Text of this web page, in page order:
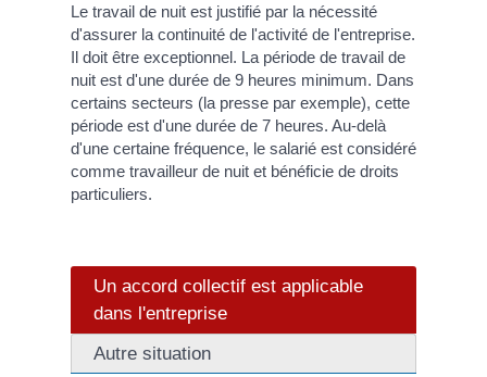
Le travail de nuit est justifié par la nécessité
d'assurer la continuité de l'activité de l'entreprise.
Il doit être exceptionnel. La période de travail de
nuit est d'une durée de 9 heures minimum. Dans
certains secteurs (la presse par exemple), cette
période est d'une durée de 7 heures. Au-delà
d'une certaine fréquence, le salarié est considéré
comme travailleur de nuit et bénéficie de droits
particuliers.
Un accord collectif est applicable
dans l'entreprise
Autre situation